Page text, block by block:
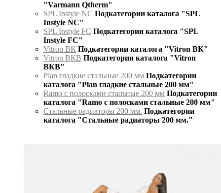
"Varmann Qtherm"
SPL Instyle NC Подкатегории каталога "SPL
Instyle NC"
SPL Instyle FC Подкатегории каталога "SPL
Instyle FC"
Vitron ВК Подкатегории каталога "Vitron ВК"
Vitron ВКВ Подкатегории каталога "Vitron
ВКВ"
Plan гладкие стальные 200 мм Подкатегории
каталога "Plan гладкие стальные 200 мм"
Ramo с полосками стальные 200 мм Подкатегории
каталога "Ramo с полосками стальные 200 мм"
Стальные радиаторы 200 мм. Подкатегории
каталога "Стальные радиаторы 200 мм."